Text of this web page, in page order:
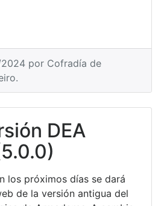
por Cofradía de
DEA
los próximos días se dará
de la versión antigua del